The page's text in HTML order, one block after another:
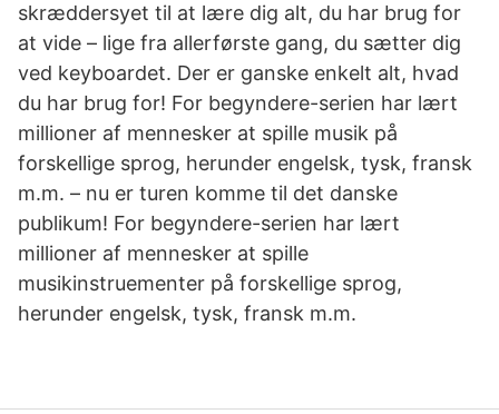
skræddersyet til at lære dig alt, du har brug for
at vide – lige fra allerførste gang, du sætter dig
ved keyboardet. Der er ganske enkelt alt, hvad
du har brug for! For begyndere-serien har lært
millioner af mennesker at spille musik på
forskellige sprog, herunder engelsk, tysk, fransk
m.m. – nu er turen komme til det danske
publikum! For begyndere-serien har lært
millioner af mennesker at spille
musikinstruementer på forskellige sprog,
herunder engelsk, tysk, fransk m.m.